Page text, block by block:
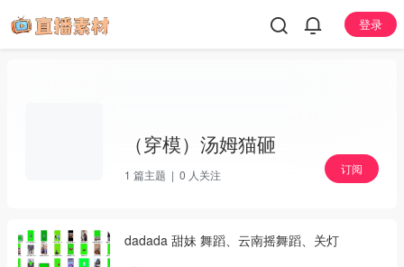
登录
（穿模）汤姆猫砸
1 篇主题 | 0 人关注 订阅
dadada 甜妹 舞蹈、云南摇舞蹈、关灯